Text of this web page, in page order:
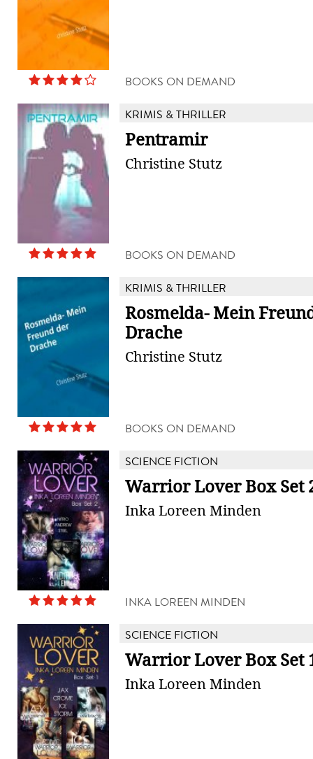
BOOKS ON DEMAND
KRIMIS & THRILLER
Pentramir
Christine Stutz
BOOKS ON DEMAND
KRIMIS & THRILLER
Rosmelda- Mein
Drache
Christine Stutz
BOOKS ON DEMAND
SCIENCE FICTION
Warrior Lover Box Set
Inka Loreen Minden
INKA LOREEN MINDEN
SCIENCE FICTION
Warrior Lover Box Set
Inka Loreen Minden